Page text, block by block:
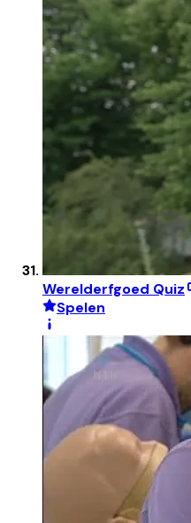
Werelderfgoed Quiz
Spelen